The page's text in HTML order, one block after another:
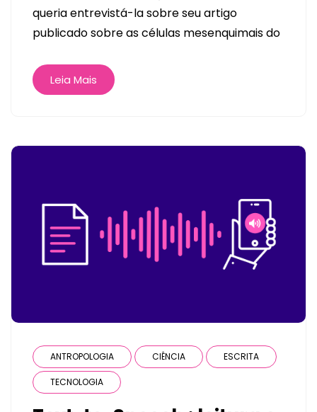
queria entrevistá-la sobre seu artigo
publicado sobre as células mesenquimais do
Leia Mais
ANTROPOLOGIA CIÊNCIA ESCRITA
TECNOLOGIA